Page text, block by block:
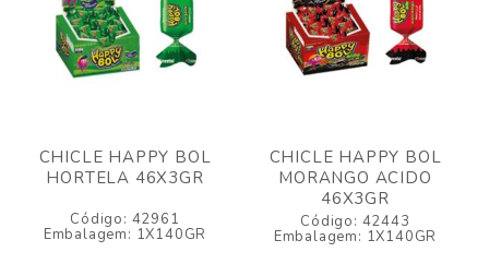
CHICLE HAPPY BOL
HORTELA 46X3GR
Código: 42961
Embalagem: 1X140GR
CHICLE HAPPY BOL
MORANGO ACIDO
46X3GR
Código: 42443
Embalagem: 1X140GR